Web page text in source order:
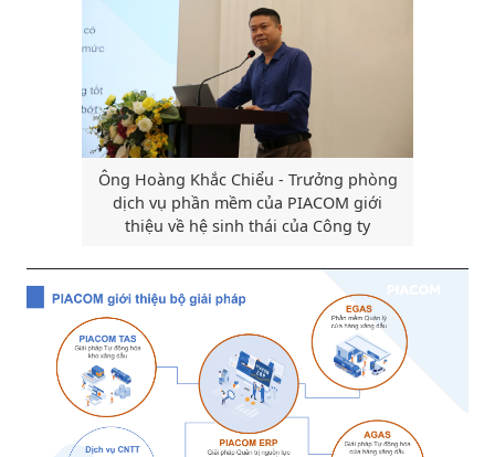
Ông Hoàng Khắc Chiểu - Trưởng phòng
dịch vụ phần mềm của PIACOM giới
thiệu về hệ sinh thái của Công ty